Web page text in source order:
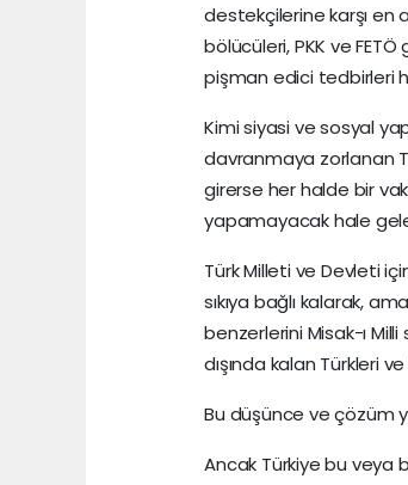
destekçilerine karşı en
bölücüleri, PKK ve
pişman edici tedbirleri
Kimi siyasi ve sosyal
davranmaya zorlanan
girerse her halde bir
yapamayacak hale
Türk Milleti ve Devleti
sıkıya bağlı kalarak,
benzerlerini Misak-ı Milli
dışında kalan Türkleri
Bu düşünce ve çözüm
Ancak Türkiye bu veya